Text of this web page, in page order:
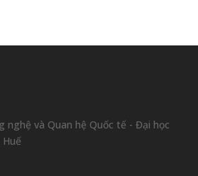
nghệ và Quan hệ Quốc tế - Đại học
Huế